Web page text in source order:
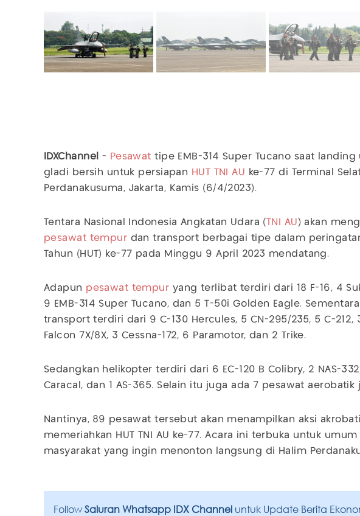
IDXChannel - Pesawat tipe EMB-314 Super Tucano saat landing
gladi bersih untuk persiapan HUT TNI AU ke-77 di Terminal
Perdanakusuma, Jakarta, Kamis (6/4/2023).
Tentara Nasional Indonesia Angkatan Udara ( TNI AU ) akan
pesawat tempur dan transport berbagai tipe dalam
Tahun (HUT) ke-77 pada Minggu 9 April 2023 mendatang.
Adapun pesawat tempur yang terlibat terdiri dari 18 F-16, 4
9 EMB-314 Super Tucano, dan 5 T-50i Golden Eagle.
transport terdiri dari 9 C-130 Hercules, 5 CN-295/235, 5 C-212,
Falcon 7X/8X, 3 Cessna-172, 6 Paramotor, dan 2 Trike.
Sedangkan helikopter terdiri dari 6 EC-120 B Colibry, 2 NAS-
Caracal, dan 1 AS-365. Selain itu juga ada 7 pesawat aerobatik
Nantinya, 89 pesawat tersebut akan menampilkan aksi
memeriahkan HUT TNI AU ke-77. Acara ini terbuka untuk umum
masyarakat yang ingin menonton langsung di Halim
Follow Saluran Whatsapp IDX Channel untuk Update Berita